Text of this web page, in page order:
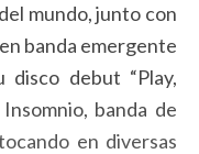
mundo, junto con
banda emergente
debut “Play,
banda de
en diversas